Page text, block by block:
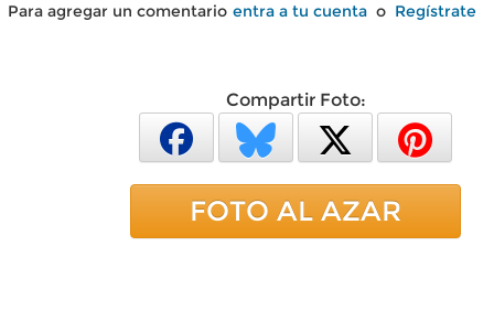
Para agregar un comentario entra a tu cuenta o Regístrate
Compartir Foto:
FOTO AL AZAR